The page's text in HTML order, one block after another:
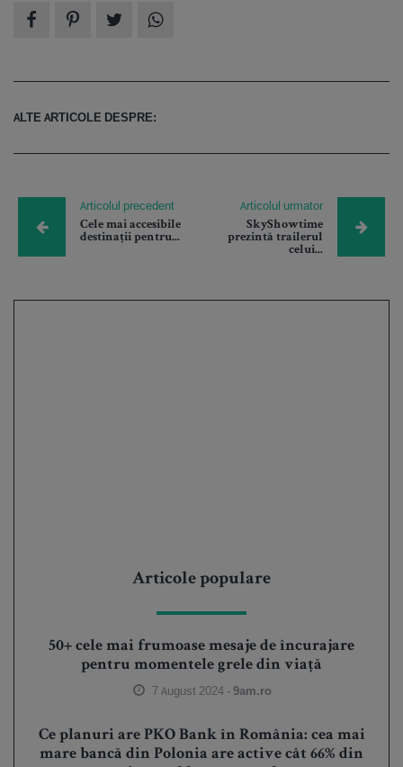
ALTE ARTICOLE DESPRE:
Articolul precedent
Cele mai accesibile
destinații pentru...
Articolul urmator
SkyShowtime
prezintă trailerul
celui...
Articole populare
50+ cele mai frumoase mesaje de încurajare
pentru momentele grele din viață
7 August 2024 -9am.ro
Ce planuri are PKO Bank în România: cea mai
mare bancă din Polonia are active cât 66% din